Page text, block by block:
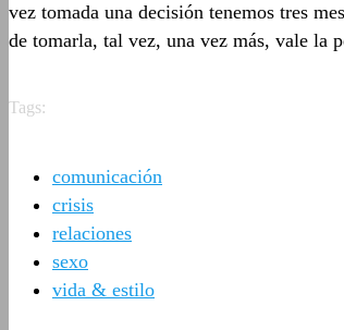
vez tomada una decisión tenemos tres
de tomarla, tal vez, una vez más, vale la
Tags:
comunicación
crisis
relaciones
sexo
vida & estilo